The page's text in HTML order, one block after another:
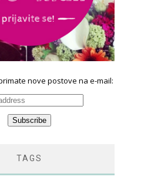
nove postove na e-mail:
TAGS